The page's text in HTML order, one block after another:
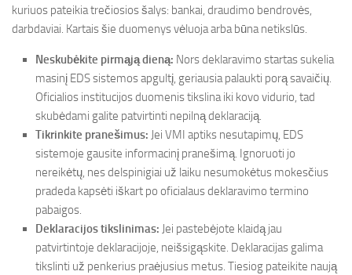
kuriuos pateikia trečiosios šalys: bankai, draudimo bendrovės,
darbdaviai. Kartais šie duomenys vėluoja arba būna netikslūs.
Neskubėkite pirmąją dieną: Nors deklaravimo startas sukelia
masinį EDS sistemos apgultį, geriausia palaukti porą savaičių.
Oficialios institucijos duomenis tikslina iki kovo vidurio, tad
skubėdami galite patvirtinti nepilną deklaraciją.
Tikrinkite pranešimus: Jei VMI aptiks nesutapimų, EDS
sistemoje gausite informacinį pranešimą. Ignoruoti jo
nereikėtų, nes delspinigiai už laiku nesumokėtus mokesčius
pradeda kapsėti iškart po oficialaus deklaravimo termino
pabaigos.
Deklaracijos tikslinimas: Jei pastebėjote klaidą jau
patvirtintoje deklaracijoje, neišsigąskite. Deklaracijas galima
tikslinti už penkerius praėjusius metus. Tiesiog pateikite naują